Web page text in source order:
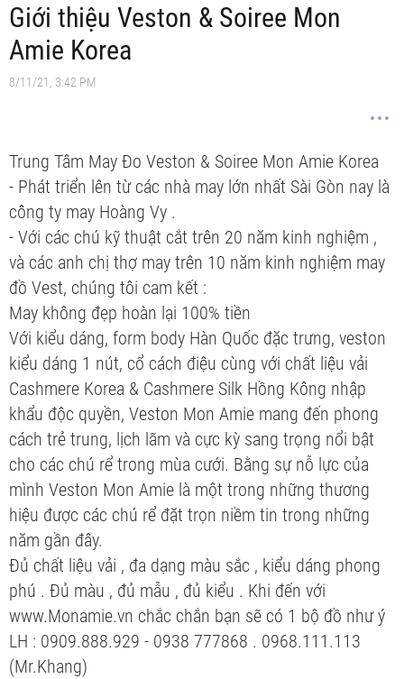
Giới thiệu Veston & Soiree Mon
Amie Korea
8/11/21, 3:42 PM
Trung Tâm May Đo Veston & Soiree Mon Amie Korea
- Phát triển lên từ các nhà may lớn nhất Sài Gòn nay là
công ty may Hoàng Vy .
- Với các chú kỹ thuật cắt trên 20 năm kinh nghiệm ,
và các anh chị thợ may trên 10 năm kinh nghiệm may
đồ Vest, chúng tôi cam kết :
May không đẹp hoàn lại 100% tiền
Với kiểu dáng, form body Hàn Quốc đặc trưng, veston
kiểu dáng 1 nút, cổ cách điệu cùng với chất liệu vải
Cashmere Korea & Cashmere Silk Hồng Kông nhập
khẩu độc quyền, Veston Mon Amie mang đến phong
cách trẻ trung, lịch lãm và cực kỳ sang trọng nổi bật
cho các chú rể trong mùa cưới. Bằng sự nỗ lực của
mình Veston Mon Amie là một trong những thương
hiệu được các chú rể đặt trọn niềm tin trong những
năm gần đây.
Đủ chất liệu vải , đa dạng màu sắc , kiểu dáng phong
phú . Đủ màu , đủ mẫu , đủ kiểu . Khi đến với
www.Monamie.vn chắc chắn bạn sẽ có 1 bộ đồ như ý
LH : 0909.888.929 - 0938 777868 . 0968.111.113
(Mr.Khang)